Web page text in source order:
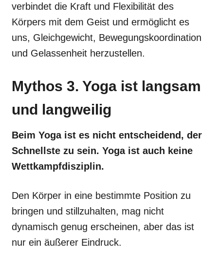
verbindet die Kraft und Flexibilität des
Körpers mit dem Geist und ermöglicht es
uns, Gleichgewicht, Bewegungskoordination
und Gelassenheit herzustellen.
Mythos 3. Yoga ist langsam
und langweilig
Beim Yoga ist es nicht entscheidend, der
Schnellste zu sein. Yoga ist auch keine
Wettkampfdisziplin.
Den Körper in eine bestimmte Position zu
bringen und stillzuhalten, mag nicht
dynamisch genug erscheinen, aber das ist
nur ein äußerer Eindruck.